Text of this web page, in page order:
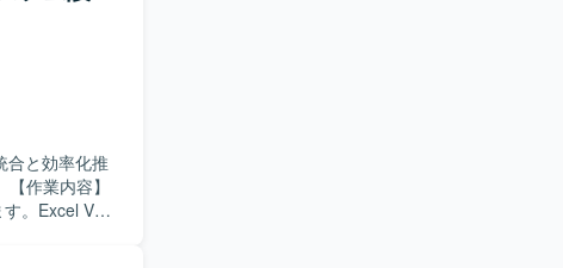
ができま
やすいポジ
合と効率化推
。Excel VBA